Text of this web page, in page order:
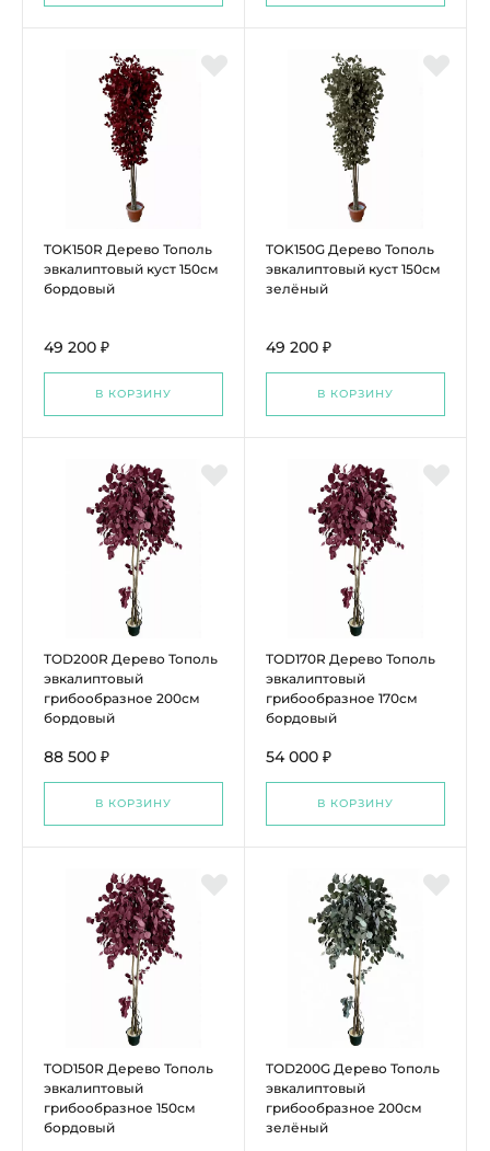
TOK150R Дерево Тополь
эвкалиптовый куст 150см
бордовый
49 200 ₽
В КОРЗИНУ
TOK150G Дерево Тополь
эвкалиптовый куст 150см
зелёный
49 200 ₽
В КОРЗИНУ
TOD200R Дерево Тополь
эвкалиптовый
грибообразное 200см
бордовый
88 500 ₽
В КОРЗИНУ
TOD170R Дерево Тополь
эвкалиптовый
грибообразное 170см
бордовый
54 000 ₽
В КОРЗИНУ
TOD150R Дерево Тополь
эвкалиптовый
грибообразное 150см
бордовый
TOD200G Дерево Тополь
эвкалиптовый
грибообразное 200см
зелёный